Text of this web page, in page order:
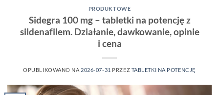
PRODUKTOWE
Sidegra 100 mg – tabletki na potencję z
sildenafilem. Działanie, dawkowanie, opinie
i cena
OPUBLIKOWANO NA 2026-07-31 PRZEZ TABLETKI NA POTENCJĘ